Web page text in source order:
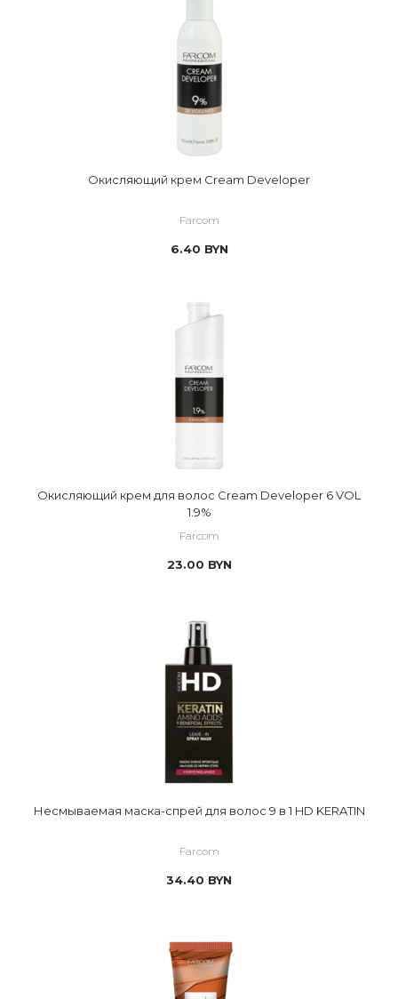
Окисляющий крем Cream Developer
Farcom
6.40 BYN
Окисляющий крем для волос Cream Developer 6 VOL
1.9%
Farcom
23.00 BYN
Несмываемая маска-спрей для волос 9 в 1 HD KERATIN
Farcom
34.40 BYN